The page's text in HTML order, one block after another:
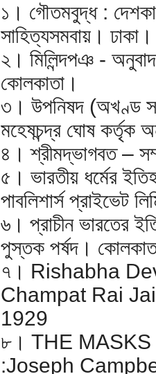
১। গৌতমবুদ্ধ :
সাহিত্যসমবায়। ঢাকা।
২। মিলিন্দপঞ -
কোলকাতা।
৩। উপনিষদ (অখণ্ড
মহেষচন্দ্র ঘোষ কর্তৃক
৪। শ্রীমদ্ভাগবত –
৫। ভারতীয় ধর্মের
পাবলিশার্স প্রাইভেট
৬। প্রাচীন ভারতের
পুস্তক পর্ষদ।
৭। Rishabha
Champat Rai
1929
৮। THE
:Joseph